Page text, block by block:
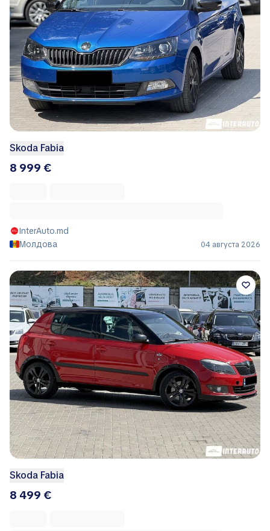
Skoda Fabia
8 999 €
InterAuto.md
Молдова
04 августа 2026
Skoda Fabia
8 499 €